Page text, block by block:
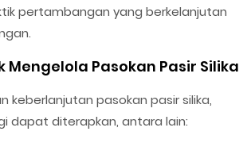
pertambangan yang berkelanjutan
Pasokan Pasir Silika
keberlanjutan pasokan pasir silika,
dapat diterapkan, antara lain: